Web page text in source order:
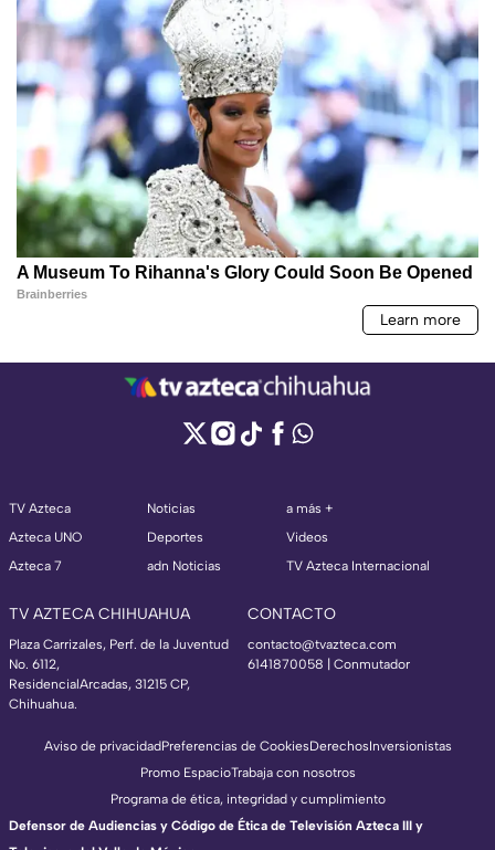
TV Azteca
Azteca UNO
Azteca 7
Noticias
Deportes
adn Noticias
a más +
Videos
TV Azteca Internacional
TV AZTECA CHIHUAHUA
Plaza Carrizales, Perf. de la Juventud
No. 6112,
ResidencialArcadas, 31215 CP,
Chihuahua.
CONTACTO
contacto@tvazteca.com
6141870058 | Conmutador
Aviso de privacidadPreferencias de CookiesDerechosInversionistas
Promo EspacioTrabaja con nosotros
Programa de ética, integridad y cumplimiento
Defensor de Audiencias y Código de Ética de Televisión Azteca III y